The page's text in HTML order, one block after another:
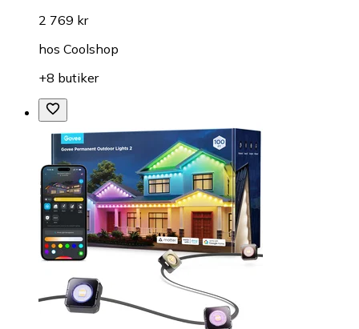
2 769 kr
hos Coolshop
+8 butiker